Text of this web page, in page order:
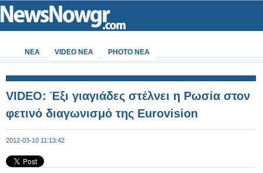
ΝΕΑ VIDEO NEA PHOTO NEA
VIDEO: Έξι γιαγιάδες στέλνει η Ρωσία στον
φετινό διαγωνισμό της Eurovision
2012-03-10 11:13:42